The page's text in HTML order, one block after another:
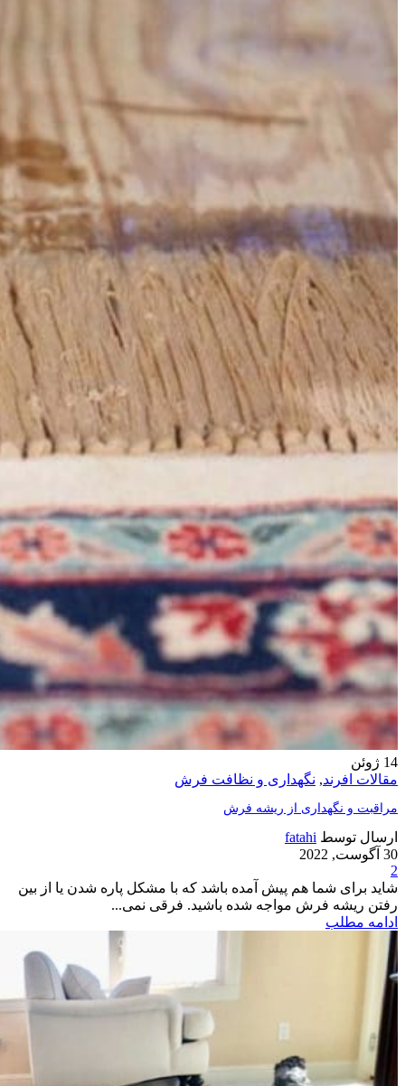
14 ژوئن
مقالات افرند, نگهداری و نظافت فرش
مراقبت و نگهداری از ریشه فرش
ارسال توسط fatahi
30 آگوست, 2022
2
شاید برای شما هم پیش آمده باشد که با مشکل پاره شدن یا از بین
رفتن ریشه فرش مواجه شده باشید. فرقی نمی...
ادامه مطلب